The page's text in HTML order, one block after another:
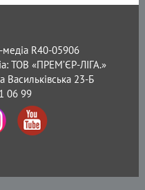
медіа R40-05906
ТОВ «ПРЕМ’ЄР-ЛІГА.»
Васильківська 23-Б
06 99